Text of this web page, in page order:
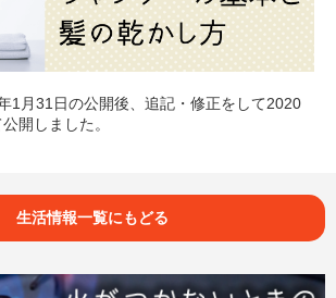
1月31日の公開後、追記・修正をして2020
開しました。
生活情報一覧にもどる